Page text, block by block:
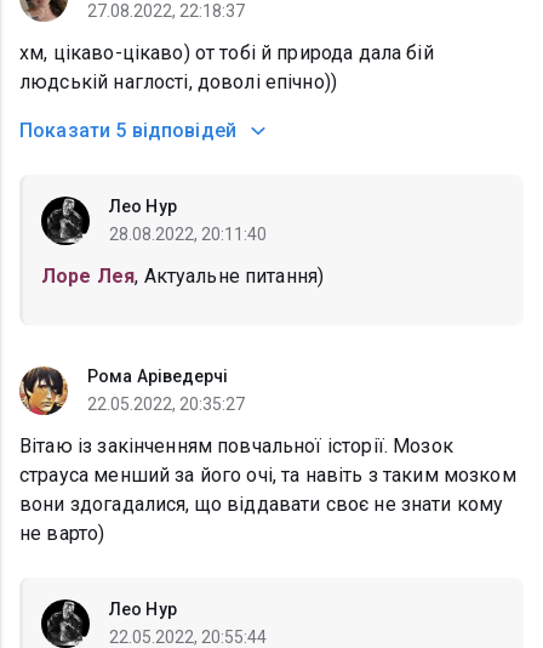
27.08.2022, 22:18:37
хм, цікаво-цікаво) от тобі й природа дала бій
людській наглості, доволі епічно))
Показати 5 відповідей
Лео Нур
28.08.2022, 20:11:40
Лоре Лея, Актуальне питання)
Рома Аріведерчі
22.05.2022, 20:35:27
Вітаю із закінченням повчальної історії. Мозок
страуса менший за його очі, та навіть з таким мозком
вони здогадалися, що віддавати своє не знати кому
не варто)
Лео Нур
22.05.2022, 20:55:44